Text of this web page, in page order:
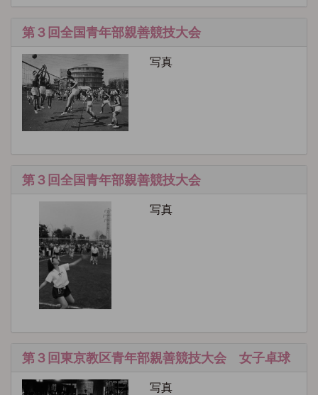
第３回全国青年部親善競技大会
写真
第３回全国青年部親善競技大会
写真
第３回東京教区青年部親善競技大会 女子卓球
写真